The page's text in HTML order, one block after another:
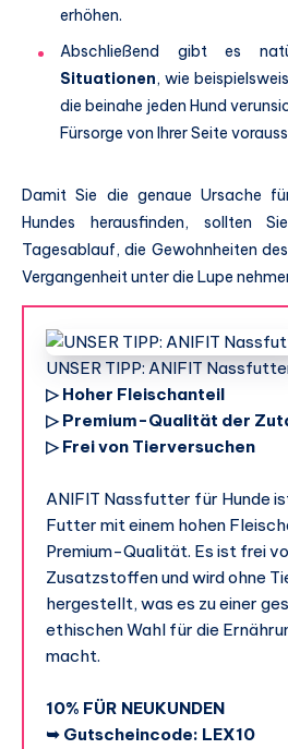
erhöhen.
Abschließend gibt es
Situationen, wie
die beinahe jeden Hund
Fürsorge von Ihrer Seite
Damit Sie die genaue Ursache
Hundes herausfinden, sollten
Tagesablauf, die Gewohnheiten
Vergangenheit unter die Lupe
UNSER TIPP: ANIFIT
▷ Hoher Fleischanteil
▷ Premium-Qualität der
▷ Frei von Tierversuchen
ANIFIT Nassfutter für Hunde
Futter mit einem hohen
Premium-Qualität. Es ist frei
Zusatzstoffen und wird ohne
hergestellt, was es zu einer
ethischen Wahl für die
macht.
10% FÜR NEUKUNDEN
➥ Gutscheincode: LEX10